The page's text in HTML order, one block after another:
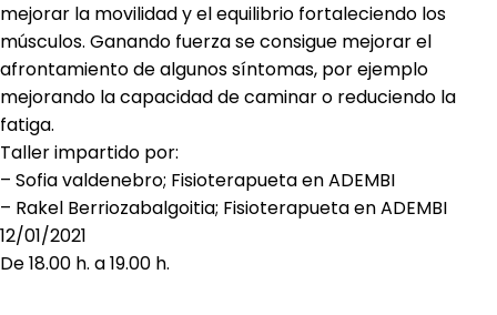
mejorar la movilidad y el equilibrio fortaleciendo los
músculos. Ganando fuerza se consigue mejorar el
afrontamiento de algunos síntomas, por ejemplo
mejorando la capacidad de caminar o reduciendo la
fatiga.
Taller impartido por:
– Sofia valdenebro; Fisioterapueta en ADEMBI
– Rakel Berriozabalgoitia; Fisioterapueta en ADEMBI
12/01/2021
De 18.00 h. a 19.00 h.